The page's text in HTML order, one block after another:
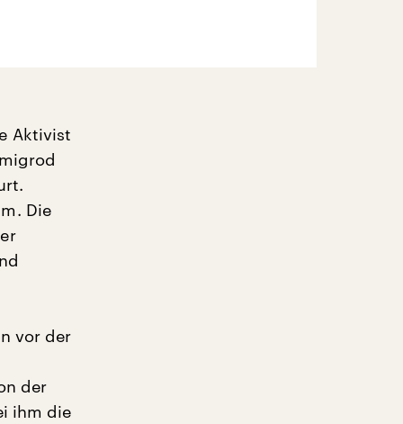
Aktivist
Die
vor der
der
ihm die